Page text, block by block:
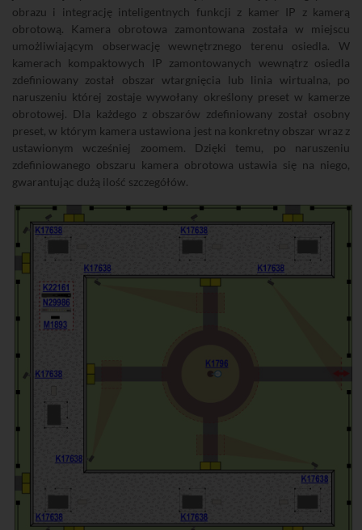
obrazu i integrację inteligentnych funkcji z kamer IP z kamerą
obrotową. Kamera obrotowa zamontowana została w miejscu
umożliwiającym obserwację wewnętrznego terenu osiedla. W
kamerach kompaktowych IP zamontowanych wewnątrz osiedla
zdefiniowany został obszar wtargnięcia lub linia wirtualna, po
naruszeniu której zostaje wywołany określony preset w kamerze
obrotowej. Dla każdego z obszarów zdefiniowany został osobny
preset, w którym kamera ustawiona jest na konkretny obszar wraz z
ustawionym wcześniej zoomem. Dzięki temu, po naruszeniu
zdefiniowanego obszaru kamera obrotowa ustawia się na niego,
gwarantując dużą ilość szczegółów.